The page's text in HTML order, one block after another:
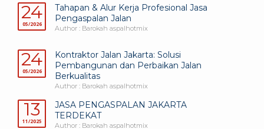
24
05/2026
Tahapan & Alur Kerja Profesional Jasa
Pengaspalan Jalan
Author : Barokah aspalhotmix
24
05/2026
Kontraktor Jalan Jakarta: Solusi
Pembangunan dan Perbaikan Jalan
Berkualitas
Author : Barokah aspalhotmix
13
11/2025
JASA PENGASPALAN JAKARTA
TERDEKAT
Author : Barokah aspalhotmix